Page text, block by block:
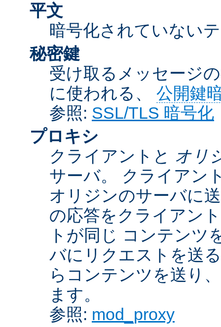
平文
暗号化されていない
秘密鍵
受け取るメッセージ
に使われる、 公開鍵
参照: SSL/TLS 暗号化
プロキシ
クライアントと オリ
サーバ。 クライアン
オリジンのサーバに
の応答をクライアン
トが同じ コンテンツ
バにリクエストを送
らコンテンツを送り
ます。
参照: mod_proxy